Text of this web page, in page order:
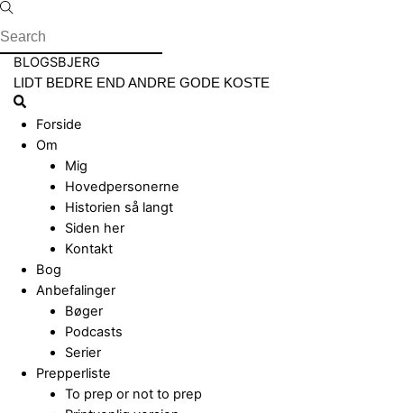
Skip
to
content
Menu
BLOGSBJERG
LIDT BEDRE END ANDRE GODE KOSTE
Search
Forside
Om
Mig
Hovedpersonerne
Historien så langt
Siden her
Kontakt
Bog
Anbefalinger
Bøger
Podcasts
Serier
Prepperliste
To prep or not to prep